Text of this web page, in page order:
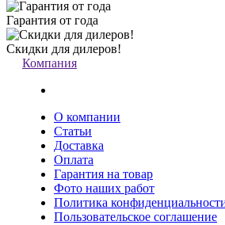
Гарантия от года
Скидки для дилеров!
Компания
О компании
Статьи
Доставка
Оплата
Гарантия на товар
Фото наших работ
Политика
Пользовательское соглашение